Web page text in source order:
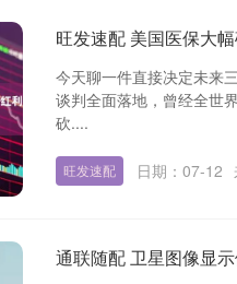
旺发速配 美国医保大
今天聊一件直接决定未来
谈判全面落地，曾经全世
砍....
旺发速配 日期：07-12
通联随配 卫星图像显